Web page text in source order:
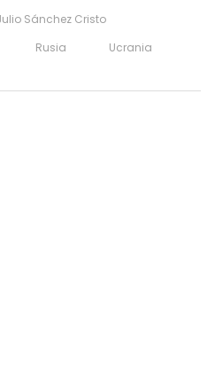
Sánchez Cristo
Rusia
Ucrania